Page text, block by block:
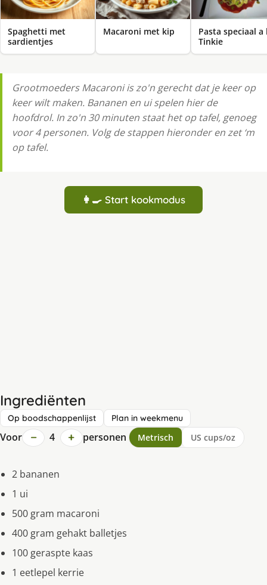
Spaghetti met
sardientjes
Macaroni met kip
Pasta speciaal a
Tinkie
Grootmoeders Macaroni is zo'n gerecht dat je keer op
keer wilt maken. Bananen en ui spelen hier de
hoofdrol. In zo'n 30 minuten staat het op tafel, genoeg
voor 4 personen. Volg de stappen hieronder en zet ‘m
op tafel.
👩‍🍳 Start kookmodus
Ingrediënten
Op boodschappenlijst Plan in weekmenu
Voor − 4 + personen Metrisch US cups/oz
2 bananen
1 ui
500 gram macaroni
400 gram gehakt balletjes
100 geraspte kaas
1 eetlepel kerrie